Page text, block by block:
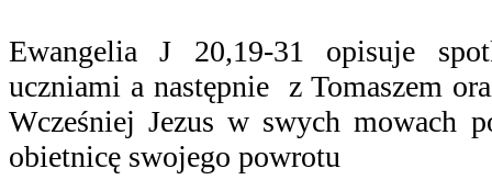
Ewangelia J 20,19-31 opisuje
uczniami a następnie z Tomaszem
Wcześniej Jezus w swych mowach
obietnicę swojego powrotu